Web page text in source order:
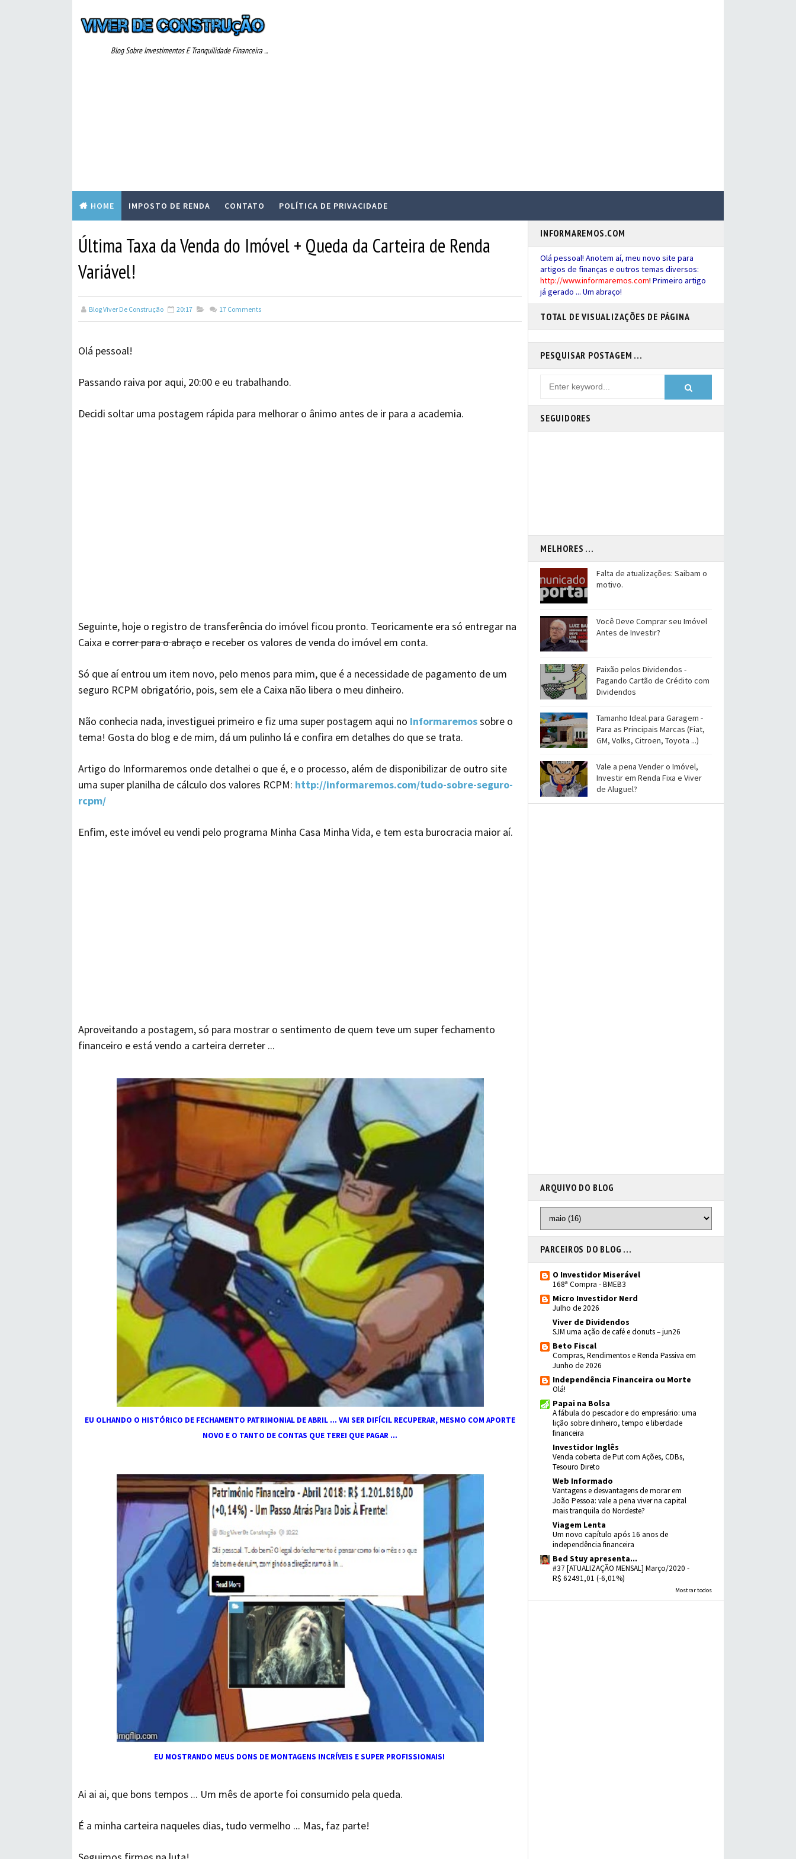
Blog Sobre Investimentos E Tranquilidade Financeira ...
HOME IMPOSTO DE RENDA CONTATO POLÍTICA DE PRIVACIDADE
Última Taxa da Venda do Imóvel + Queda da Carteira de Renda
Variável!
Blog Viver De Construção 20:17 17 Comments
Olá pessoal!
Passando raiva por aqui, 20:00 e eu trabalhando.
Decidi soltar uma postagem rápida para melhorar o ânimo antes de ir para a academia.
Seguinte, hoje o registro de transferência do imóvel ficou pronto. Teoricamente era só entregar na
Caixa ecorrer para o abraço e receber os valores de venda do imóvel em conta.
Só que aí entrou um item novo, pelo menos para mim, que é a necessidade de pagamento de um
seguro RCPM obrigatório, pois, sem ele a Caixa não libera o meu dinheiro.
Não conhecia nada, investiguei primeiro e fiz uma super postagem aqui no Informaremossobre o
tema! Gosta do blog e de mim, dá um pulinho lá e confira em detalhes do que se trata.
Artigo do Informaremos onde detalhei o que é, e o processo, além de disponibilizar de outro site
uma super planilha de cálculo dos valores RCPM: http://informaremos.com/tudo-sobre-seguro-
rcpm/
Enfim, este imóvel eu vendi pelo programa Minha Casa Minha Vida, e tem esta burocracia maior aí.
Aproveitando a postagem, só para mostrar o sentimento de quem teve um super fechamento
financeiro e está vendo a carteira derreter ...
EU OLHANDO O HISTÓRICO DE FECHAMENTO PATRIMONIAL DE ABRIL ... VAI SER DIFÍCIL RECUPERAR, MESMO COM APORTE
NOVO E O TANTO DE CONTAS QUE TEREI QUE PAGAR ...
EU MOSTRANDO MEUS DONS DE MONTAGENS INCRÍVEIS E SUPER PROFISSIONAIS!
Ai ai ai, que bons tempos ... Um mês de aporte foi consumido pela queda.
É a minha carteira naqueles dias, tudo vermelho ... Mas, faz parte!
INFORMAREMOS.COM
Olá pessoal! Anotem aí, meu novo site para
artigos de finanças e outros temas diversos:
http://www.informaremos.com! Primeiro artigo
já gerado ... Um abraço!
TOTAL DE VISUALIZAÇÕES DE PÁGINA
PESQUISAR POSTAGEM ...
SEGUIDORES
MELHORES ...
Falta de atualizações: Saibam o
motivo.
Você Deve Comprar seu Imóvel
Antes de Investir?
Paixão pelos Dividendos -
Pagando Cartão de Crédito com
Dividendos
Tamanho Ideal para Garagem -
Para as Principais Marcas (Fiat,
GM, Volks, Citroen, Toyota ...)
Vale a pena Vender o Imóvel,
Investir em Renda Fixa e Viver
de Aluguel?
ARQUIVO DO BLOG
PARCEIROS DO BLOG ...
O Investidor Miserável
168ª Compra - BMEB3
Micro Investidor Nerd
Julho de 2026
Viver de Dividendos
SJM uma ação de café e donuts – jun26
Beto Fiscal
Compras, Rendimentos e Renda Passiva em
Junho de 2026
Independência Financeira ou Morte
Olá!
Papai na Bolsa
A fábula do pescador e do empresário: uma
lição sobre dinheiro, tempo e liberdade
financeira
Investidor Inglês
Venda coberta de Put com Ações, CDBs,
Tesouro Direto
Web Informado
Vantagens e desvantagens de morar em
João Pessoa: vale a pena viver na capital
mais tranquila do Nordeste?
Viagem Lenta
Um novo capítulo após 16 anos de
independência financeira
Bed Stuy apresenta...
#37 [ATUALIZAÇÃO MENSAL] Março/2020 -
R$ 62491,01 (-6,01%)
Mostrar todos